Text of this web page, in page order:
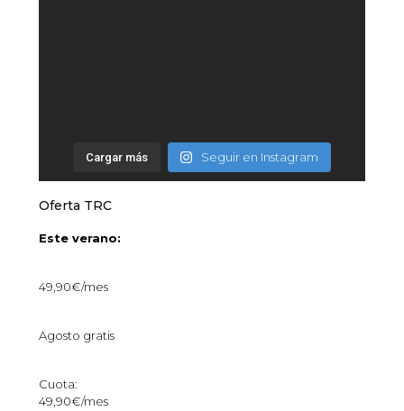
Cargar más Seguir en Instagram
Oferta TRC
Este verano:
49,90€/mes
Agosto gratis
Cuota:
49,90€/mes